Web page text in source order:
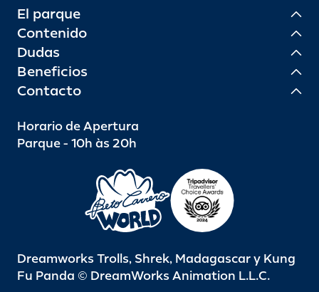
El parque
Contenido
Dudas
Beneficios
Contacto
Horario de Apertura
Parque - 10h às 20h
Dreamworks Trolls, Shrek, Madagascar y Kung
Fu Panda © DreamWorks Animation L.L.C.